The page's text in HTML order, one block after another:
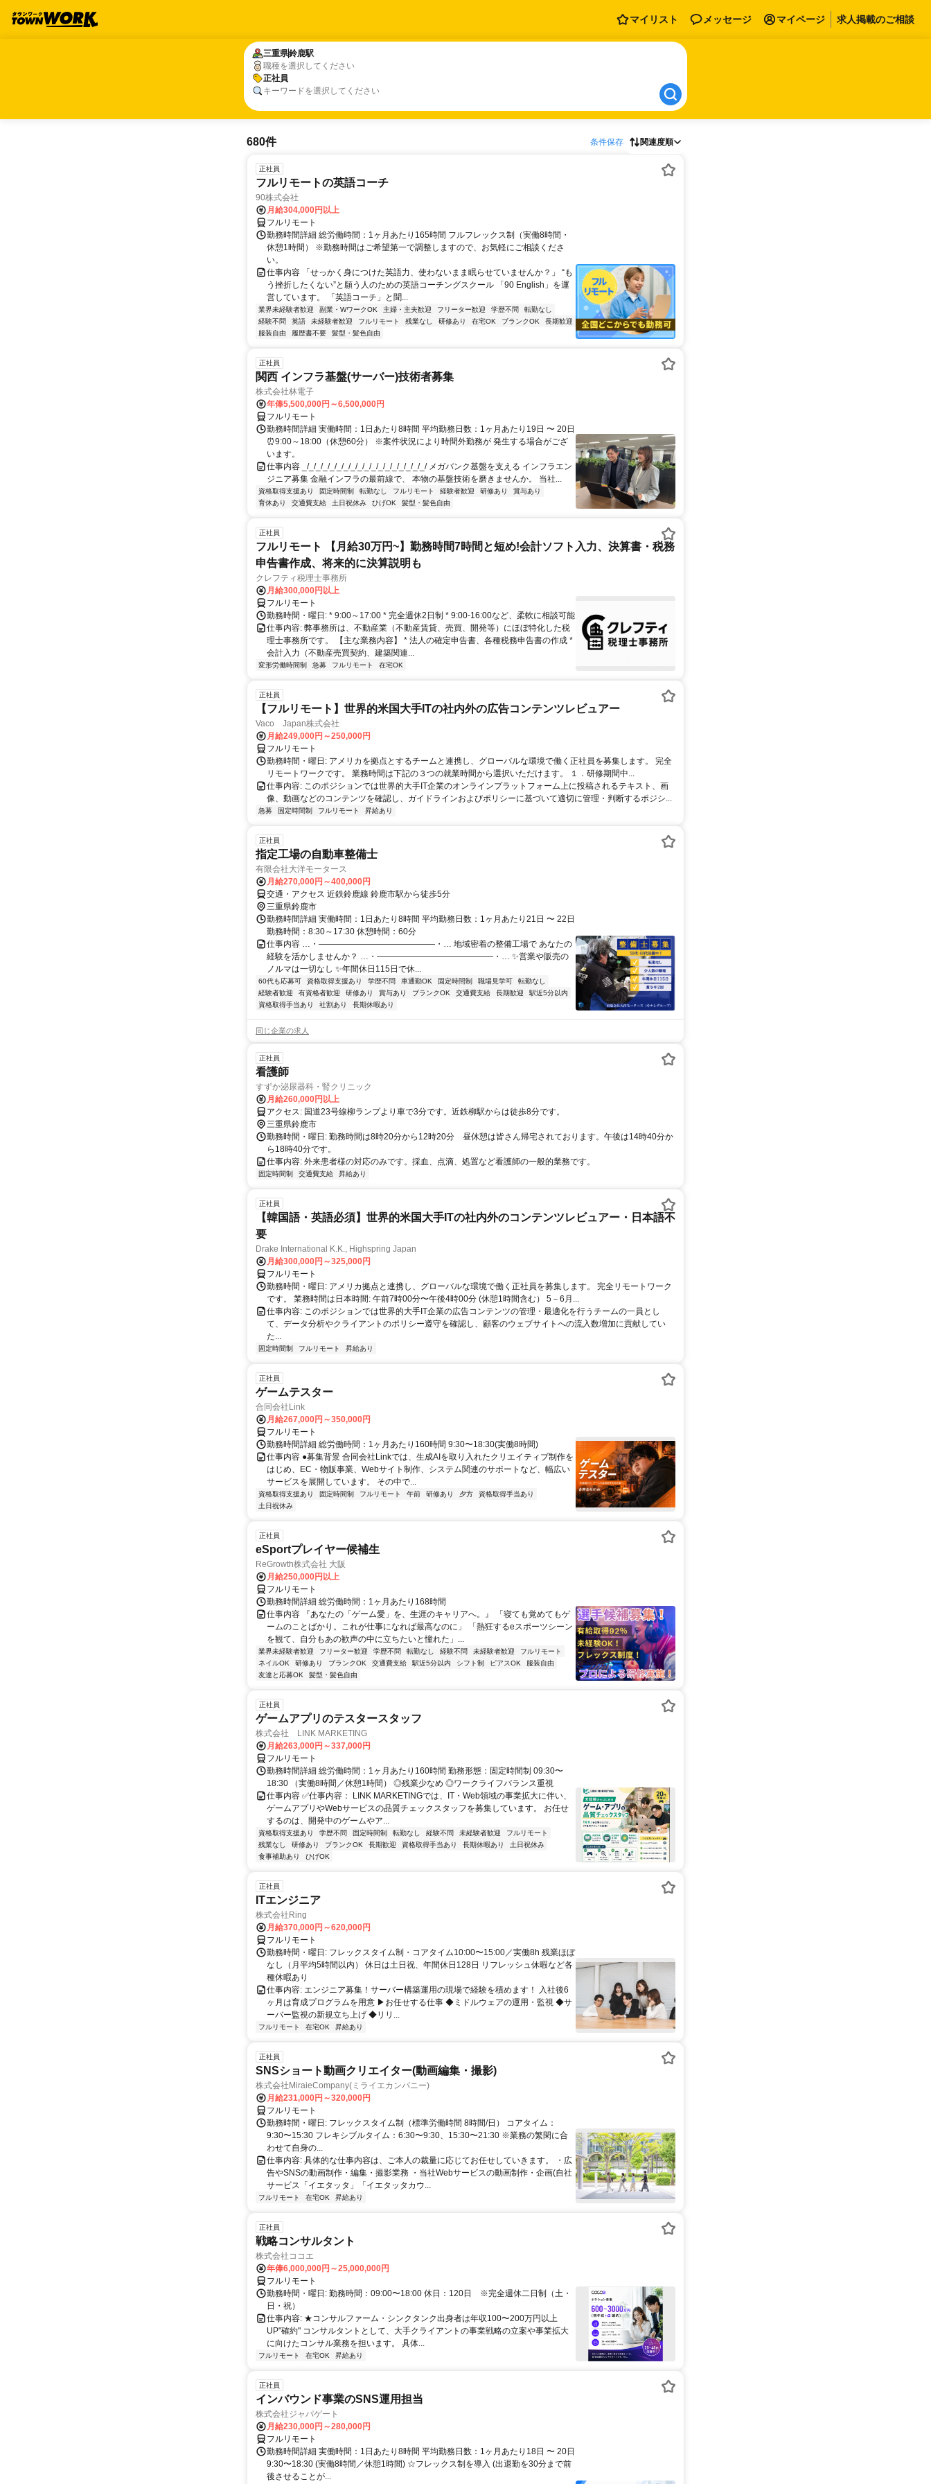
マイリスト メッセージ マイページ 求人掲載のご相談
三重県鈴鹿駅
職種を選択してください
正社員
キーワードを選択してください
三重県鈴鹿駅
正社員
680件 条件保存 関連度順
正社員
フルリモートの英語コーチ
90株式会社
月給304,000円以上
フルリモート
勤務時間詳細 総労働時間：1ヶ月あたり165時間 フルフレックス制（実働8時間・
休憩1時間） ※勤務時間はご希望第一で調整しますので、お気軽にご相談くださ
い。
仕事内容 「せっかく身につけた英語力、使わないまま眠らせていませんか？」 “も
う挫折したくない”と願う人のための英語コーチングスクール 「90 English」を運
営しています。 「英語コーチ」と聞...
業界未経験者歓迎 副業・WワークOK 主婦・主夫歓迎 フリーター歓迎 学歴不問
転勤なし
経験不問
英語 未経験者歓迎 フルリモート 残業なし 研修あり 在宅OK ブランクOK
長期歓迎
服装自由
履歴書不要 髪型・髪色自由
正社員
関西 インフラ基盤(サーバー)技術者募集
株式会社林電子
年俸5,500,000円～6,500,000円
フルリモート
勤務時間詳細 実働時間：1日あたり8時間 平均勤務日数：1ヶ月あたり19日 〜 20日
⏰9:00～18:00（休憩60分） ※案件状況により時間外勤務が 発生する場合がござ
います。
仕事内容 _/_/_/_/_/_/_/_/_/_/_/_/_/_/_/_/_/_/ メガバンク基盤を支える インフラエン
ジニア募集 金融インフラの最前線で、 本物の基盤技術を磨きませんか。 当社...
資格取得支援あり 固定時間制 転勤なし フルリモート 経験者歓迎 研修あり
賞与あり
育休あり
交通費支給 土日祝休み ひげOK 髪型・髪色自由
正社員
フルリモート 【月給30万円~】勤務時間7時間と短め!会計ソフト入力、決算書・税務
申告書作成、将来的に決算説明も
クレフティ税理士事務所
月給300,000円以上
フルリモート
勤務時間・曜日: * 9:00～17:00 * 完全週休2日制 * 9:00-16:00など、柔軟に相談可能
仕事内容: 弊事務所は、不動産業（不動産賃貸、売買、開発等）にほぼ特化した税
理士事務所です。 【主な業務内容】 * 法人の確定申告書、各種税務申告書の作成 *
会計入力（不動産売買契約、建築関連...
変形労働時間制 急募 フルリモート 在宅OK
正社員
【フルリモート】世界的米国大手ITの社内外の広告コンテンツレビュアー
Vaco Japan株式会社
月給249,000円～250,000円
フルリモート
勤務時間・曜日: アメリカを拠点とするチームと連携し、グローバルな環境で働く正社員を募集します。 完全
リモートワークです。 業務時間は下記の３つの就業時間から選択いただけます。 １．研修期間中...
仕事内容: このポジションでは世界的大手IT企業のオンラインプラットフォーム上に投稿されるテキスト、画
像、動画などのコンテンツを確認し、ガイドラインおよびポリシーに基づいて適切に管理・判断するポジシ...
急募 固定時間制 フルリモート 昇給あり
正社員
指定工場の自動車整備士
有限会社大洋モータース
月給270,000円～400,000円
交通・アクセス 近鉄鈴鹿線 鈴鹿市駅から徒歩5分
三重県鈴鹿市
勤務時間詳細 実働時間：1日あたり8時間 平均勤務日数：1ヶ月あたり21日 〜 22日
勤務時間：8:30～17:30 休憩時間：60分
仕事内容 …・――――――――――――――・… 地域密着の整備工場で あなたの
経験を活かしませんか？ …・――――――――――――――・… ✨営業や販売の
ノルマは一切なし ✨年間休日115日で休...
60代も応募可 資格取得支援あり 学歴不問 車通勤OK 固定時間制 職場見学可
転勤なし
経験者歓迎
有資格者歓迎 研修あり 賞与あり ブランクOK 交通費支給 長期歓迎
駅近5分以内
資格取得手当あり
社割あり 長期休暇あり
同じ企業の求人
正社員
看護師
すずか泌尿器科・腎クリニック
月給260,000円以上
アクセス: 国道23号線柳ランプより車で3分です。近鉄柳駅からは徒歩8分です。
三重県鈴鹿市
勤務時間・曜日: 勤務時間は8時20分から12時20分 昼休憩は皆さん帰宅されております。午後は14時40分か
ら18時40分です。
仕事内容: 外来患者様の対応のみです。採血、点滴、処置など看護師の一般的業務です。
固定時間制 交通費支給 昇給あり
正社員
【韓国語・英語必須】世界的米国大手ITの社内外のコンテンツレビュアー・日本語不
要
Drake International K.K., Highspring Japan
月給300,000円～325,000円
フルリモート
勤務時間・曜日: アメリカ拠点と連携し、グローバルな環境で働く正社員を募集します。 完全リモートワーク
です。 業務時間は日本時間: 午前7時00分〜午後4時00分 (休憩1時間含む） 5－6月...
仕事内容: このポジションでは世界的大手IT企業の広告コンテンツの管理・最適化を行うチームの一員とし
て、データ分析やクライアントのポリシー遵守を確認し、顧客のウェブサイトへの流入数増加に貢献してい
た...
固定時間制 フルリモート 昇給あり
正社員
ゲームテスター
合同会社Link
月給267,000円～350,000円
フルリモート
勤務時間詳細 総労働時間：1ヶ月あたり160時間 9:30〜18:30(実働8時間)
仕事内容 ●募集背景 合同会社Linkでは、生成AIを取り入れたクリエイティブ制作を
はじめ、EC・物販事業、Webサイト制作、システム関連のサポートなど、幅広い
サービスを展開しています。 その中で...
資格取得支援あり 固定時間制 フルリモート 午前 研修あり 夕方
資格取得手当あり
土日祝休み
正社員
eSportプレイヤー候補生
ReGrowth株式会社 大阪
月給250,000円以上
フルリモート
勤務時間詳細 総労働時間：1ヶ月あたり168時間
仕事内容 『あなたの「ゲーム愛」を、生涯のキャリアへ。』 「寝ても覚めてもゲ
ームのことばかり。これが仕事になれば最高なのに」 「熱狂するeスポーツシーン
を観て、自分もあの歓声の中に立ちたいと憧れた」...
業界未経験者歓迎 フリーター歓迎 学歴不問 転勤なし 経験不問 未経験者歓迎
フルリモート
ネイルOK
研修あり ブランクOK 交通費支給 駅近5分以内 シフト制 ピアスOK
服装自由
友達と応募OK
髪型・髪色自由
正社員
ゲームアプリのテスタースタッフ
株式会社 LINK MARKETING
月給263,000円～337,000円
フルリモート
勤務時間詳細 総労働時間：1ヶ月あたり160時間 勤務形態：固定時間制 09:30〜
18:30 （実働8時間／休憩1時間） ◎残業少なめ ◎ワークライフバランス重視
仕事内容 ✅仕事内容： LINK MARKETINGでは、IT・Web領域の事業拡大に伴い、
ゲームアプリやWebサービスの品質チェックスタッフを募集しています。 お任せ
するのは、開発中のゲームやア...
資格取得支援あり 学歴不問 固定時間制 転勤なし 経験不問 未経験者歓迎
フルリモート
残業なし
研修あり ブランクOK 長期歓迎 資格取得手当あり 長期休暇あり
土日祝休み
食事補助あり
ひげOK
正社員
ITエンジニア
株式会社Ring
月給370,000円～620,000円
フルリモート
勤務時間・曜日: フレックスタイム制・コアタイム10:00〜15:00／実働8h 残業ほぼ
なし（月平均5時間以内） 休日は土日祝、年間休日128日 リフレッシュ休暇など各
種休暇あり
仕事内容: エンジニア募集！サーバー構築運用の現場で経験を積めます！ 入社後6
ヶ月は育成プログラムを用意 ▶お任せする仕事 ◆ミドルウェアの運用・監視 ◆サ
ーバー監視の新規立ち上げ ◆リリ...
フルリモート 在宅OK 昇給あり
正社員
SNSショート動画クリエイター(動画編集・撮影)
株式会社MiraieCompany(ミライエカンパニー)
月給231,000円～320,000円
フルリモート
勤務時間・曜日: フレックスタイム制（標準労働時間 8時間/日） コアタイム：
9:30〜15:30 フレキシブルタイム：6:30〜9:30、15:30〜21:30 ※業務の繁閑に合
わせて自身の...
仕事内容: 具体的な仕事内容は、ご本人の裁量に応じてお任せしていきます。 ・広
告やSNSの動画制作・編集・撮影業務 ・当社Webサービスの動画制作・企画(自社
サービス「イエタッタ」「イエタッタカウ...
フルリモート 在宅OK 昇給あり
正社員
戦略コンサルタント
株式会社ココエ
年俸6,000,000円～25,000,000円
フルリモート
勤務時間・曜日: 勤務時間：09:00〜18:00 休日：120日 ※完全週休二日制（土・
日・祝）
仕事内容: ★コンサルファーム・シンクタンク出身者は年収100〜200万円以上
UP"確約" コンサルタントとして、大手クライアントの事業戦略の立案や事業拡大
に向けたコンサル業務を担います。 具体...
フルリモート 在宅OK 昇給あり
正社員
インバウンド事業のSNS運用担当
株式会社ジャパゲート
月給230,000円～280,000円
フルリモート
勤務時間詳細 実働時間：1日あたり8時間 平均勤務日数：1ヶ月あたり18日 〜 20日
9:30〜18:30 (実働8時間／休憩1時間) ☆フレックス制を導入 (出退勤を30分まで前
後させることが...